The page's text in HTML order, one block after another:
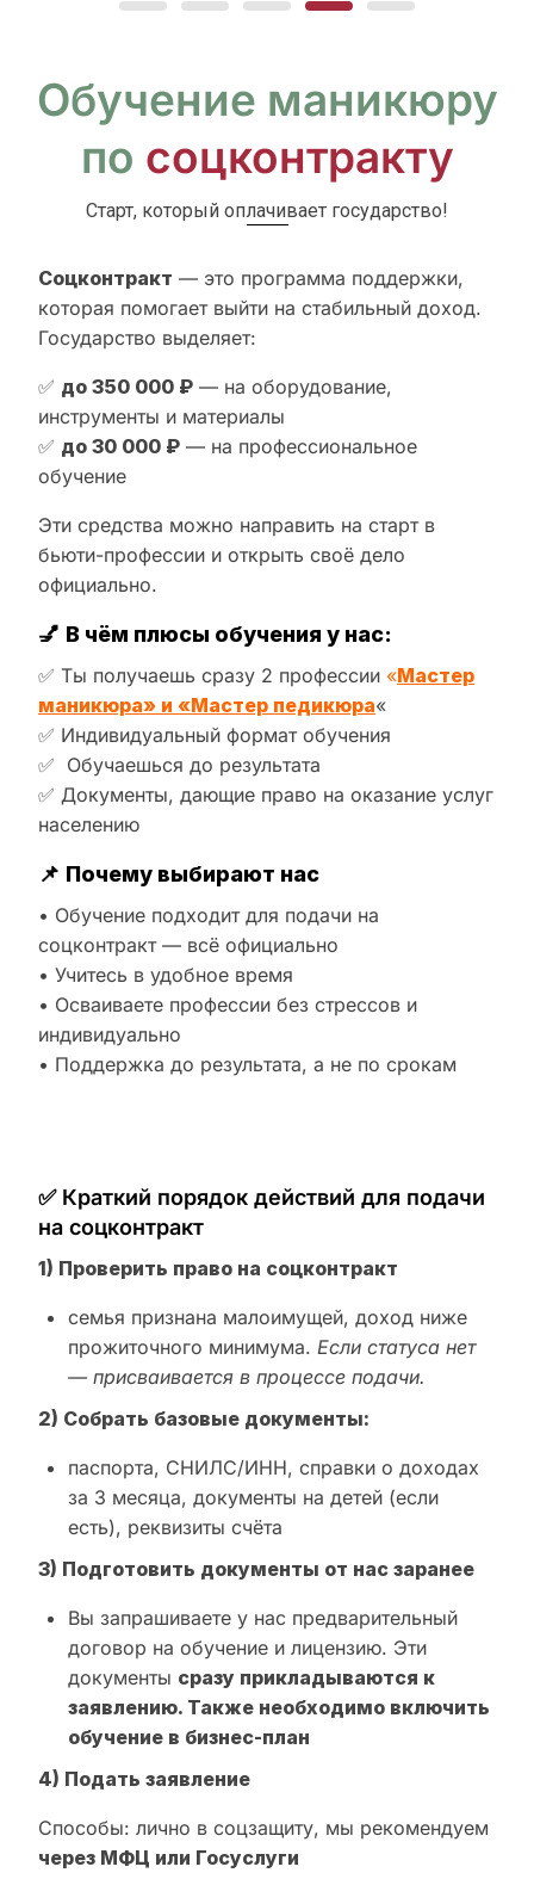
Обучение маникюру
по соцконтракту
Старт, который оплачивает государство!
Соцконтракт — это программа поддержки,
которая помогает выйти на стабильный доход.
Государство выделяет:
✅ до 350 000 ₽ — на оборудование,
инструменты и материалы
✅ до 30 000 ₽ — на профессиональное
обучение
Эти средства можно направить на старт в
бьюти-профессии и открыть своё дело
официально.
💅 В чём плюсы обучения у нас:
✅ Ты получаешь сразу 2 профессии «Мастер
маникюра» и «Мастер педикюра«
✅ Индивидуальный формат обучения
✅ Обучаешься до результата
✅ Документы, дающие право на оказание услуг
населению
📌 Почему выбирают нас
• Обучение подходит для подачи на
соцконтракт — всё официально
• Учитесь в удобное время
• Осваиваете профессии без стрессов и
индивидуально
• Поддержка до результата, а не по срокам
✅ Краткий порядок действий для подачи
на соцконтракт
1) Проверить право на соцконтракт
семья признана малоимущей, доход ниже
прожиточного минимума. Если статуса нет
— присваивается в процессе подачи.
2) Собрать базовые документы:
паспорта, СНИЛС/ИНН, справки о доходах
за 3 месяца, документы на детей (если
есть), реквизиты счёта
3) Подготовить документы от нас заранее
Вы запрашиваете у нас предварительный
договор на обучение и лицензию. Эти
документы сразу прикладываются к
заявлению. Также необходимо включить
обучение в бизнес-план
4) Подать заявление
Способы: лично в соцзащиту, мы рекомендуем
через МФЦ или Госуслуги